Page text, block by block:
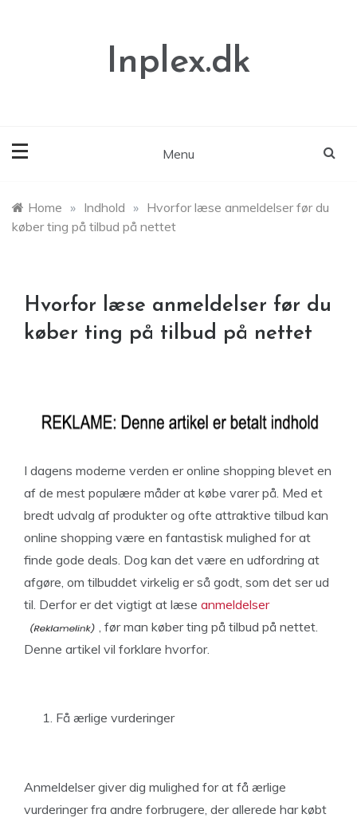
Inplex.dk
Menu
Home » Indhold » Hvorfor læse anmeldelser før du
køber ting på tilbud på nettet
Hvorfor læse anmeldelser før du
køber ting på tilbud på nettet
I dagens moderne verden er online shopping blevet en
af ​​de mest populære måder at købe varer på. Med et
bredt udvalg af produkter og ofte attraktive tilbud kan
online shopping være en fantastisk mulighed for at
finde gode deals. Dog kan det være en udfordring at
afgøre, om tilbuddet virkelig er så godt, som det ser ud
til. Derfor er det vigtigt at læse anmeldelser
, før man køber ting på tilbud på nettet.
Denne artikel vil forklare hvorfor.
Få ærlige vurderinger
Anmeldelser giver dig mulighed for at få ærlige
vurderinger fra andre forbrugere, der allerede har købt